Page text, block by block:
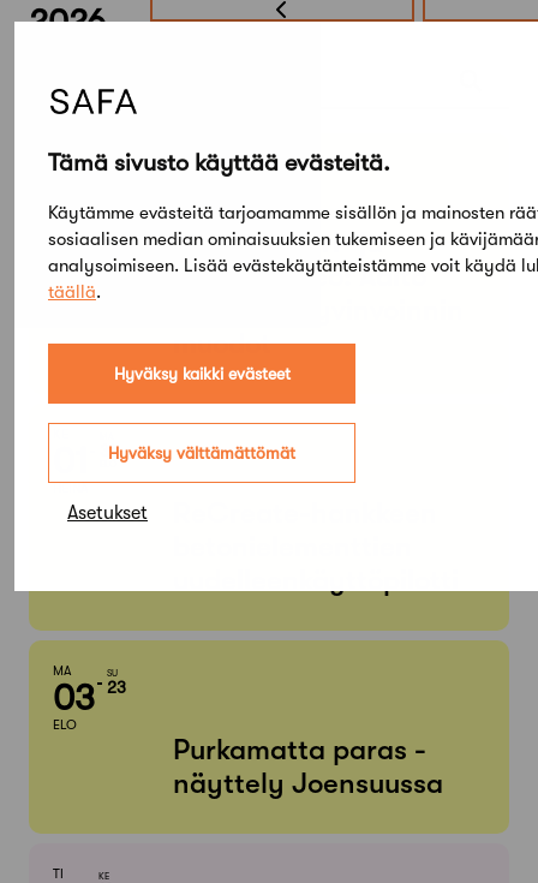
Tämä sivusto käyttää evästeitä.
Käytämme evästeitä tarjoamamme sisällön ja mainosten
sosiaalisen median ominaisuuksien tukemiseen ja
analysoimiseen. Lisää evästekäytänteistämme voit käydä
täällä.
Hyväksy kaikki evästeet
Hyväksy välttämättömät
Asetukset
2026
PE
KESÄ
SU
Arkkitehtuuri- ja
designmuseo: Aalto
muodot
HEINÄ
31
MA
03
ELO
SU
23
Purkamatta paras -
näyttely Joensuussa
TI KE